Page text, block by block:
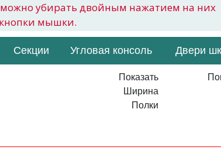
убирать двойным нажатием на них
мышки.
Секции Угловая консоль Двери
Показать
Ширина
Полки